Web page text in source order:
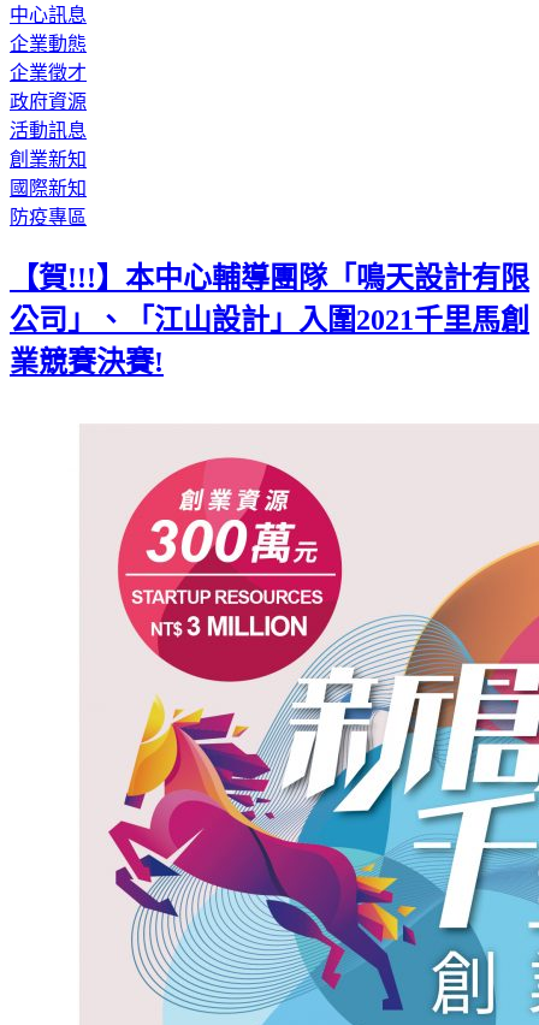
中心訊息
企業動態
企業徵才
政府資源
活動訊息
創業新知
國際新知
防疫專區
【賀!!!】本中心輔導團隊「鳴天設計有限
公司」、「江山設計」入圍2021千里馬創
業競賽決賽!